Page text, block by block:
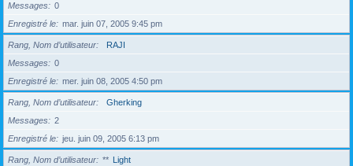
Messages
0
Enregistré le
mar. juin 07, 2005 9:45 pm
Rang, Nom d’utilisateur
RAJI
Messages
0
Enregistré le
mer. juin 08, 2005 4:50 pm
Rang, Nom d’utilisateur
Gherking
Messages
2
Enregistré le
jeu. juin 09, 2005 6:13 pm
Rang, Nom d’utilisateur ** Light